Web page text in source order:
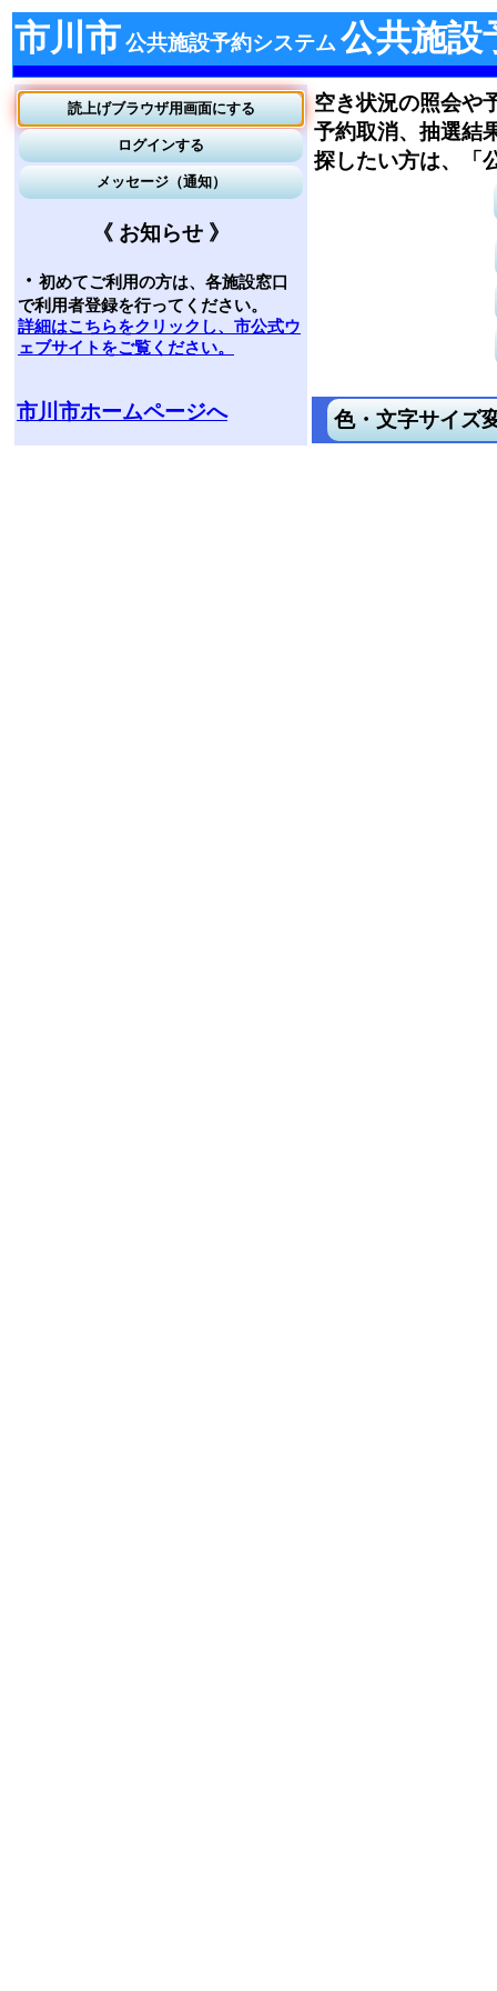
市川市公共施設予約システム 公共施設
《 お知らせ 》
・ 初めてご利用の方は、各施設窓口
で利用者登録を行ってください。
詳細はこちらをクリックし、市公式ウ
ェブサイトをご覧ください。
市川市ホームページへ
空き状況の照会や
予約取消、抽選結
探したい方は、「